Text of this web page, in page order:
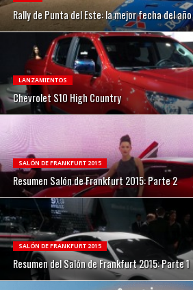
Rally de Punta del Este: la mejor fecha del año
LANZAMIENTOS
Chevrolet S10 High Country
SALÓN DE FRANKFURT 2015
Resumen Salón de Frankfurt 2015: Parte 2
SALÓN DE FRANKFURT 2015
Resumen del Salón de Frankfurt 2015: Parte 1